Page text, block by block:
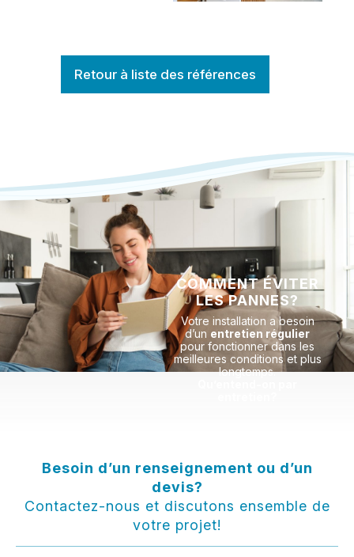
Retour à liste des références
COMMENT ÉVITER
LES PANNES?
Votre installation a besoin
d’un entretien régulier
pour fonctionner dans les
meilleures conditions et plus
longtemps.
Besoin d’un renseignement ou d’un
devis?
Contactez-nous et discutons ensemble de
votre projet!